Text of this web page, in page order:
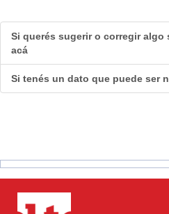
Si querés sugerir o corregir
acá
Si tenés un dato que puede ser